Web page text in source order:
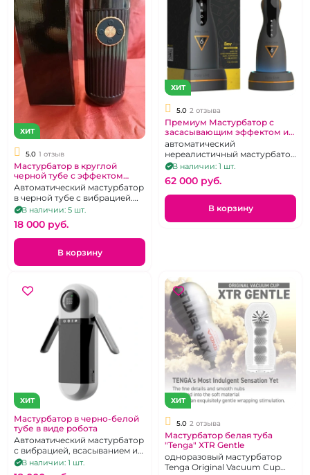
ХИТ
5.0 1 отзыв
Мастурбатор в круглой
черной тубе с эффектом
засасывания
Автоматический мастурбатор
в черной тубе с вибрацией.
Мастурбатор с эффектом
засасывания. Мастурбатор с
подогревом.
В наличии: 5 шт.
18 000 pуб.
В корзину
ХИТ
5.0 2 отзыва
Премиум Мастурбатор с
засасывающим эффектом и
зарядной станцией "No6" в
тубе
автоматический
нереалистичный мастурбатор
с вибрацией и вакуумом,
перезаряжаемый, сенсорная
панель управления
В наличии: 1 шт.
62 000 pуб.
В корзину
ХИТ
Мастурбатор в черно-белой
тубе в виде робота
Автоматический мастурбатор
с вибрацией, всасыванием и
поступательными
движениями, подключается к
В наличии: 1 шт.
ХИТ
5.0 2 отзыва
Мастурбатор белая туба
"Tenga" XTR Gentle
одноразовый мастурбатор
Tenga Original Vacuum Cup